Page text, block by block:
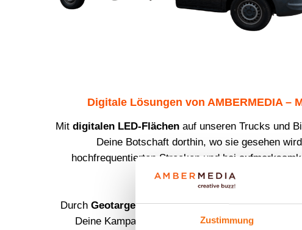
Zustimmung
Digitale Lösungen von AMBERMEDIA –
Mit digitalen LED-Flächenauf unseren Trucks und
Deine Botschaft dorthin, wo sie gesehen
hochfrequentierten Strecken und bei
Events.
Durch Geotargeting und Echtzeit-Content-
Deine Kampagne präzise ausspielen und spontan